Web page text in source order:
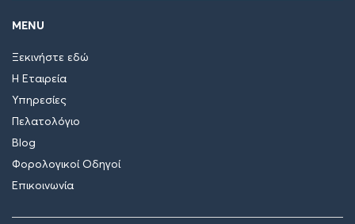
MENU
Ξεκινήστε εδώ
Η Εταιρεία
Υπηρεσίες
Πελατολόγιο
Blog
Φορολογικοί Οδηγοί
Επικοινωνία